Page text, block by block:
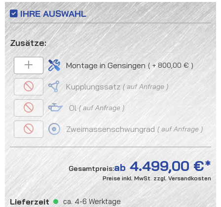
IHRE AUSWAHL
Gesamtpreis:ab 4.499,00 €
Preise inkl. MwSt. zzgl. Versandkosten
Lieferzeit ca. 4-6 Werktage
Montage in Gensingen + 800,00 €
Kupplungssatz auf Anfrage
Öl auf Anfrage
Zweimassenschwungrad auf Anfrage